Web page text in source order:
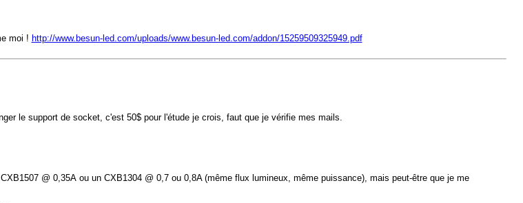
moi ! http://www.besun-led.com/uploads/www.besun-led.com/addon/15259509325949.pdf
le support de socket, c'est 50$ pour l'étude je crois, faut que je vérifie mes mails.
@ 0,35A ou un CXB1304 @ 0,7 ou 0,8A (même flux lumineux, même puissance), mais peut-être que je me